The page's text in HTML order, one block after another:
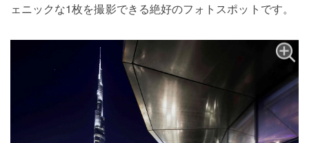
ェニックな1枚を撮影できる絶好のフォトスポットです。